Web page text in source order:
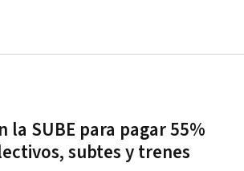
la SUBE para pagar 55%
subtes y trenes